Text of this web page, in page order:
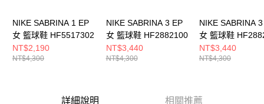
NIKE SABRINA 1 EP
女 籃球鞋 HF5517302
NT$2,190
NT$4,300
NIKE SABRINA 3 EP
女 籃球鞋 HF2882100
NT$3,440
NT$4,300
NIKE SABRINA
女 籃球鞋
NT$3,440
NT$4,300
詳細說明 相關推薦